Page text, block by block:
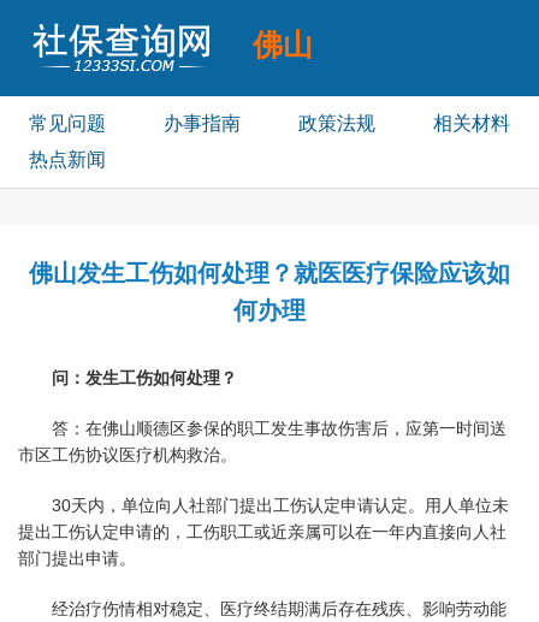
佛山
社保个人查询
常见问题 办事指南 政策法规
相关材料
热点新闻
佛山发生工伤如何处理？就医医疗保险应该如
何办理
问：发生工伤如何处理？
答：在佛山顺德区参保的职工发生事故伤害后，应第一时间送
市区工伤协议医疗机构救治。
30天内，单位向人社部门提出工伤认定申请认定。用人单位未
提出工伤认定申请的，工伤职工或近亲属可以在一年内直接向人社
部门提出申请。
经治疗伤情相对稳定、医疗终结期满后存在残疾、影响劳动能